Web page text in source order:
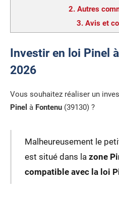
2. Autres
3. Avis et
Investir en loi Pinel
2026
Vous souhaitez réaliser un
Pinel à Fontenu (39130) ?
Malheureusement le
est situé dans la zone
compatible avec la loi